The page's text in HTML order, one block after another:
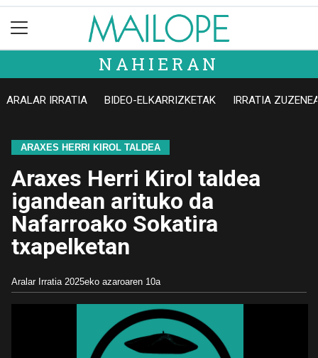
NAHIERAN
ARALAR IRRATIA BIDEO-ELKARRIZKETAK IRRATIA
ARAXES HERRI KIROL TALDEA
Araxes Herri Kirol taldea
igandean arituko da
Nafarroako Sokatira
txapelketan
Aralar Irratia 2025eko azaroaren 10a